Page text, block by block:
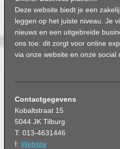
Deze website biedt je een
leggen op het juiste niveau. Je
nieuws en een uitgebreide
ons toe: dit zorgt voor online
via onze website en onze social
Contactgegevens
Kobaltstraat 15
5044 JK Tilburg
T: 013-4631446
I: Website